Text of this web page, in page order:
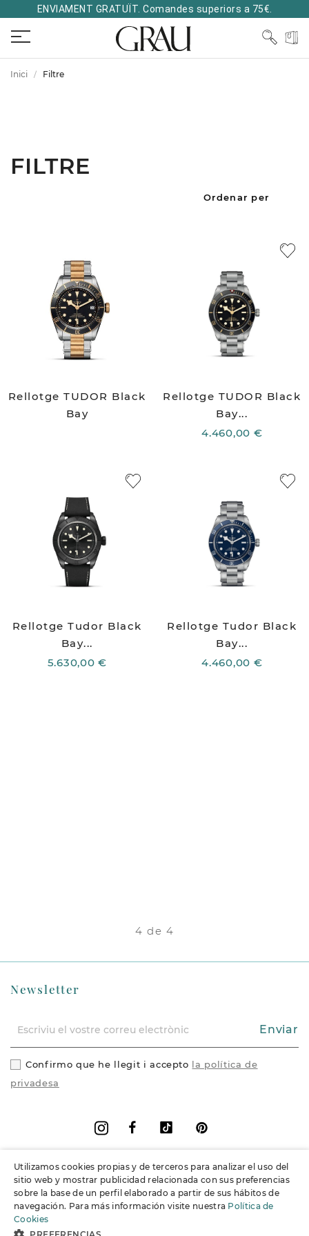
ENVIAMENT GRATUÏT. Comandes superiors a 75€.
Inici Filtre
FILTRE
Ordenar per
Rellotge TUDOR Black
Bay
Rellotge TUDOR Black
Bay...
4.460,00 €
Rellotge Tudor Black
Bay...
5.630,00 €
Rellotge Tudor Black
Bay...
4.460,00 €
4 de 4
Informació
Suport
Newsletter
Enviar
Confirmo que he llegit i accepto la política de
privadesa
FacebookVimeo
Instagram
Utilizamos cookies propias y de terceros para analizar el uso del
sitio web y mostrar publicidad relacionada con sus preferencias
sobre la base de un perfil elaborado a partir de sus hábitos de
navegación. Para más información visite nuestra Política de
Cookies